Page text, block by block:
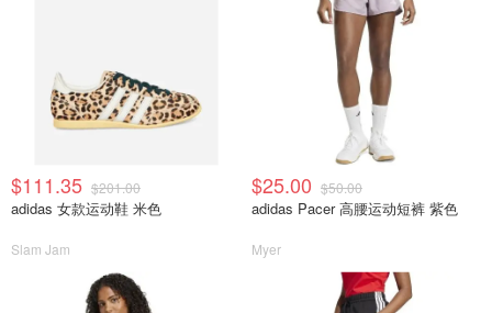
$111.35 $201.00
adidas 女款运动鞋 米色
Slam Jam
$25.00 $50.00
adidas Pacer 高腰运动短裤 紫色
Myer